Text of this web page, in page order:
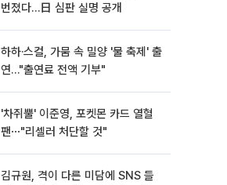
번졌다…日 심판 실명 공개
하하·스컬, 가뭄 속 밀양 '물 축제' 출
연…"출연료 전액 기부"
'차쥐뿔' 이준영, 포켓몬 카드 열혈
팬⋯"리셀러 처단할 것"
김규원, 격이 다른 미담에 SNS 들